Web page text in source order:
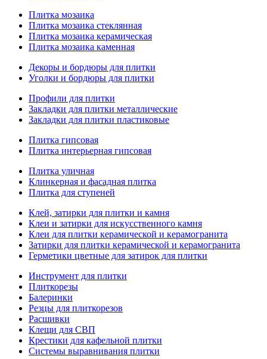
Плитка мозаика
Плитка мозаика стеклянная
Плитка мозаика керамическая
Плитка мозаика каменная
Декоры и бордюры для плитки
Уголки и бордюры для плитки
Профили для плитки
Закладки для плитки металлические
Закладки для плитки пластиковые
Плитка гипсовая
Плитка интерьерная гипсовая
Плитка уличная
Клинкерная и фасадная плитка
Плитка для ступеней
Клей, затирки для плитки и камня
Клеи и затирки для искусственного камня
Клеи для плитки керамической и керамогранита
Затирки для плитки керамической и керамогранита
Герметики цветные для затирок для плитки
Инструмент для плитки
Плиткорезы
Балеринки
Резцы для плиткорезов
Расшивки
Клещи для СВП
Крестики для кафельной плитки
Системы выравнивания плитки